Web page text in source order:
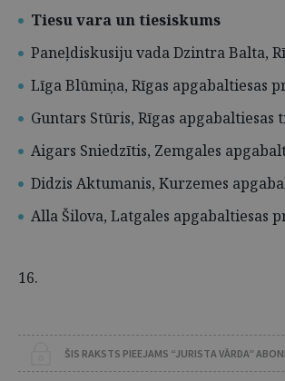
Tiesu vara un tiesiskums
Paneļdiskusiju vada Dzintra Balta,
Līga Blūmiņa, Rīgas apgabaltiesas
Guntars Stūris, Rīgas apgabaltiesas
Aigars Sniedzītis, Zemgales
Didzis Aktumanis, Kurzemes
Alla Šilova, Latgales apgabaltiesas
16.
ŠIS RAKSTS PIEEJAMS “JURISTA VĀRDA”